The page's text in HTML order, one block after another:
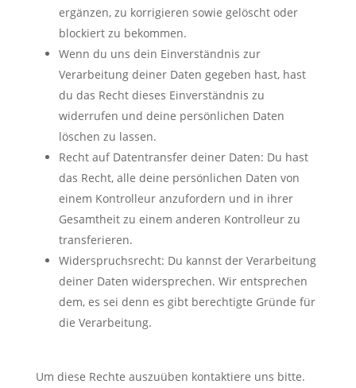
ergänzen, zu korrigieren sowie gelöscht oder
blockiert zu bekommen.
Wenn du uns dein Einverständnis zur
Verarbeitung deiner Daten gegeben hast, hast
du das Recht dieses Einverständnis zu
widerrufen und deine persönlichen Daten
löschen zu lassen.
Recht auf Datentransfer deiner Daten: Du hast
das Recht, alle deine persönlichen Daten von
einem Kontrolleur anzufordern und in ihrer
Gesamtheit zu einem anderen Kontrolleur zu
transferieren.
Widerspruchsrecht: Du kannst der Verarbeitung
deiner Daten widersprechen. Wir entsprechen
dem, es sei denn es gibt berechtigte Gründe für
die Verarbeitung.
Um diese Rechte auszuüben kontaktiere uns bitte.